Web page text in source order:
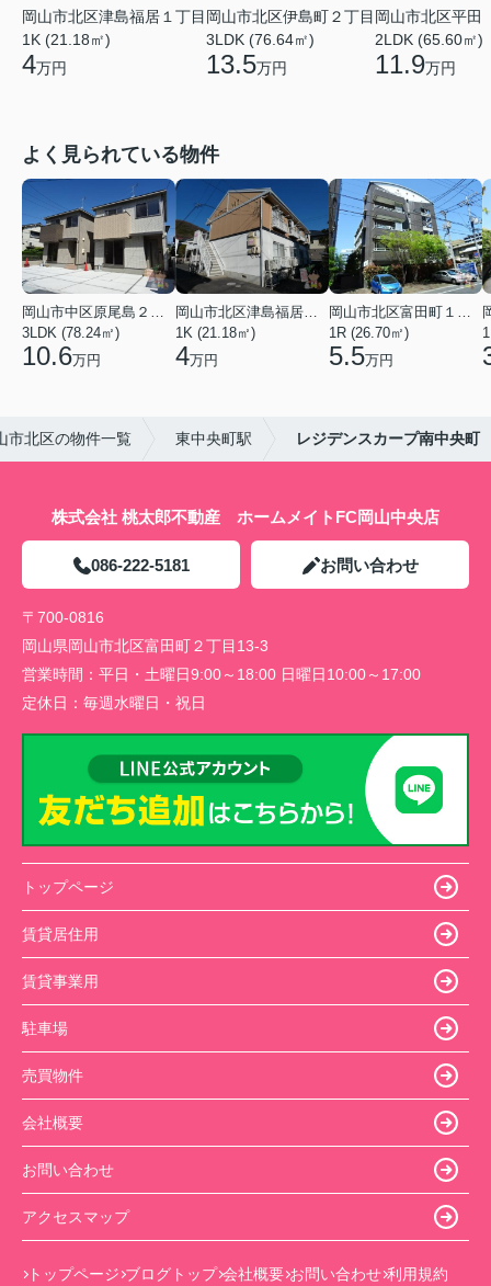
岡山市北区津島福居１丁目
1K (21.18㎡)
4万円
岡山市北区伊島町２丁目
3LDK (76.64㎡)
13.5万円
岡山市北区平田
2LDK (65.60㎡)
11.9万円
よく見られている物件
岡山市中区原尾島２丁目
3LDK (78.24㎡)
10.6万円
岡山市北区津島福居１丁目
1K (21.18㎡)
4万円
岡山市北区富田町１丁目
1R (26.70㎡)
5.5万円
市北区の物件一覧 東中央町駅 レジデンスカープ南中央町
株式会社 桃太郎不動産 ホームメイトFC岡山中央店
086-222-5181 お問い合わせ
〒700-0816
岡山県岡山市北区富田町２丁目13-3
営業時間： 平日・土曜日9:00～18:00 日曜日10:00～17:00
定休日： 毎週水曜日・祝日
トップページ
賃貸居住用
賃貸事業用
駐車場
売買物件
会社概要
お問い合わせ
アクセスマップ
トップページ ブログトップ 会社概要 お問い合わせ 利用規約